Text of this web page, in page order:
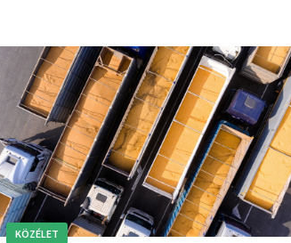
KÖZÉLET